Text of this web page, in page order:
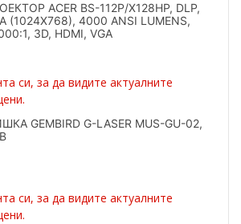
ACER BS-112P/X128HP, DLP,
(1024X768), 4000 ANSI LUMENS,
3D, HDMI, VGA
си, за да видите актуалните
GEMBIRD G-LASER MUS-GU-02,
си, за да видите актуалните